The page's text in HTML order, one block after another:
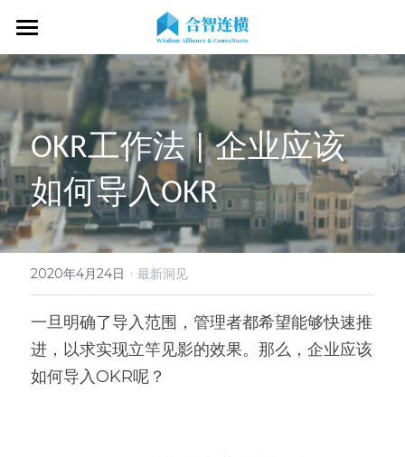
首页
关于我们
关于我们
OKR专家
战略伙伴
客户见证
专业服务
OKR服务体系
OKR系统落地陪跑
OKR战略解码
OKR工作坊/定制培训
OKR教练认证/训战
OKR教练认证
了解COC
OKR证书查询
学习资源
专家视频
专业书籍
在线课程
新闻动态
搜索
现在预约
OKR工作法 | 企业应该
如何导入OKR
2020年4月24日 · 最新洞见
一旦明确了导入范围，管理者都希望能够快速推
进，以求实现立竿见影的效果。那么，企业应该
如何导入OKR呢？